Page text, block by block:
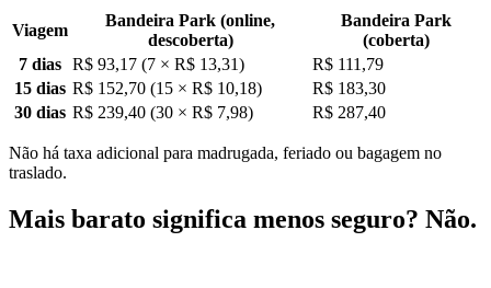
Viagem
Bandeira Park (online,
descoberta)
Bandeira Park
(coberta)
7 dias R$ 93,17 (7 × R$ 13,31)
R$ 111,79
15 dias R$ 152,70 (15 × R$ 10,18)
R$ 183,30
30 dias R$ 239,40 (30 × R$ 7,98) R$ 287,40
Não há taxa adicional para madrugada, feriado ou bagagem no
traslado.
Mais barato significa menos seguro? Não.